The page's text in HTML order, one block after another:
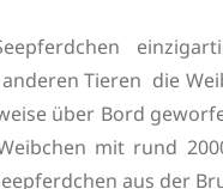
Tieren die
über Bord
mit rund
aus der